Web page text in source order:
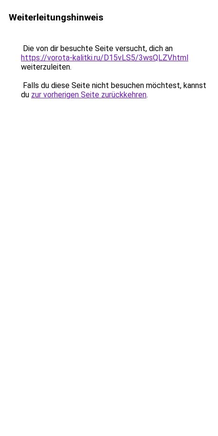
Weiterleitungshinweis
Die von dir besuchte Seite versucht, dich an
https://vorota-kalitki.ru/D15vLS5/3wsQLZV.html
weiterzuleiten.
Falls du diese Seite nicht besuchen möchtest, kannst
du zur vorherigen Seite zurückkehren.